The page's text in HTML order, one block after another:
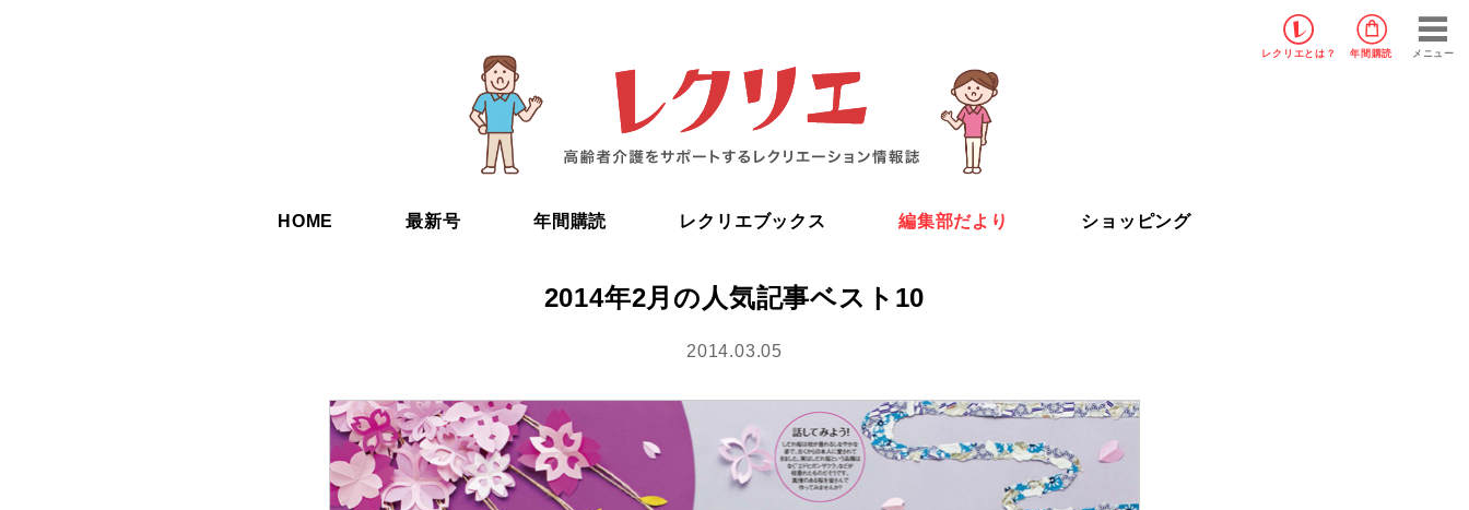
レクリエ とは？ 年間購読 メニュー
HOME 最新号 年間購読 レクリエブックス 編集部だより ショッピング
2014年2月の人気記事ベスト10
2014.03.05